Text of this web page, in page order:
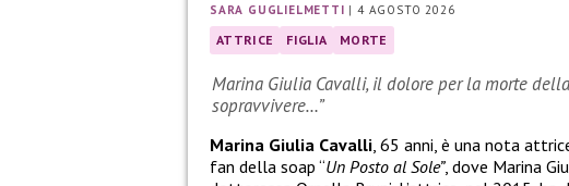
SARA GUGLIELMETTI |4 AGOSTO 2026
ATTRICE FIGLIA MORTE
Marina Giulia Cavalli, il dolore per la morte
sopravvivere…”
Marina Giulia Cavalli, 65 anni, è una nota
fan della soap “Un Posto al Sole”, dove Marina